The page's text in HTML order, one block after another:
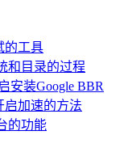
的工具
和目录的过程
安装Google BBR
启加速的方法
的功能